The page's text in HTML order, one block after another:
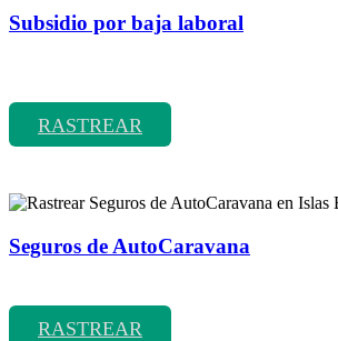
Subsidio por baja laboral
RASTREAR
Seguros de AutoCaravana
RASTREAR